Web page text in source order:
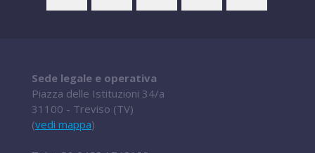
Sede legale e operativa
Piazza delle Istituzioni 34/a
31100 - Treviso (TV)
(vedi mappa)